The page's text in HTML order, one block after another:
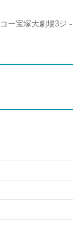
ー宝塚大劇場3ジ -